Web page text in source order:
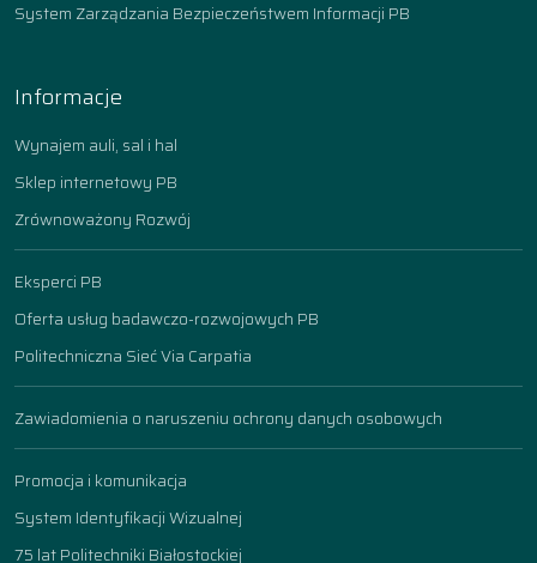
System Zarządzania Bezpieczeństwem Informacji PB
Informacje
Wynajem auli, sal i hal
Sklep internetowy PB
Zrównoważony Rozwój
Eksperci PB
Oferta usług badawczo-rozwojowych PB
Politechniczna Sieć Via Carpatia
Zawiadomienia o naruszeniu ochrony danych osobowych
Promocja i komunikacja
System Identyfikacji Wizualnej
75 lat Politechniki Białostockiej